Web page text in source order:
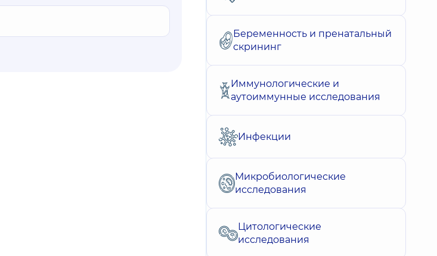
Беременность и пренатальный
скрининг
Иммунологические и
аутоиммунные исследования
Инфекции
Микробиологические
исследования
Цитологические
исследования